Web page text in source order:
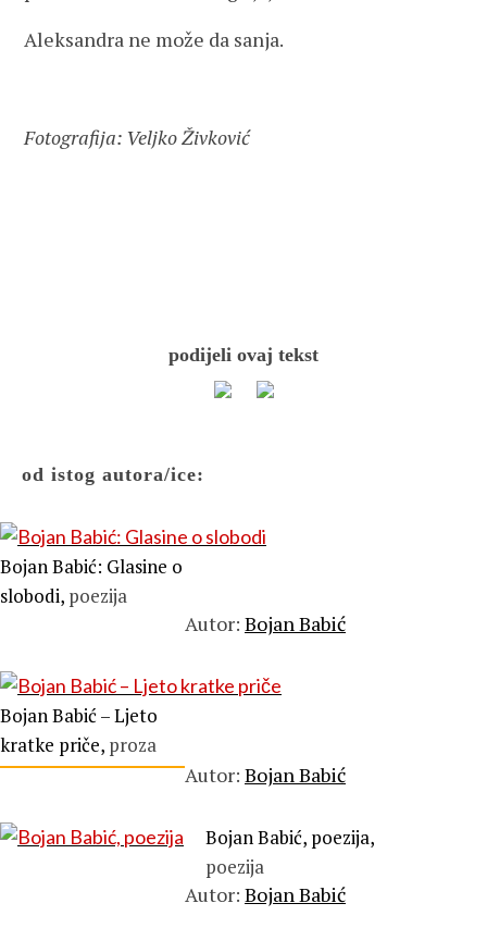
Aleksandra ne može da sanja.
Fotografija: Veljko Živković
podijeli ovaj tekst
od istog autora/ice:
Bojan Babić: Glasine o
slobodi, poezija
Autor: Bojan Babić
Bojan Babić – Ljeto
kratke priče, proza
Autor: Bojan Babić
Bojan Babić, poezija,
poezija
Autor: Bojan Babić